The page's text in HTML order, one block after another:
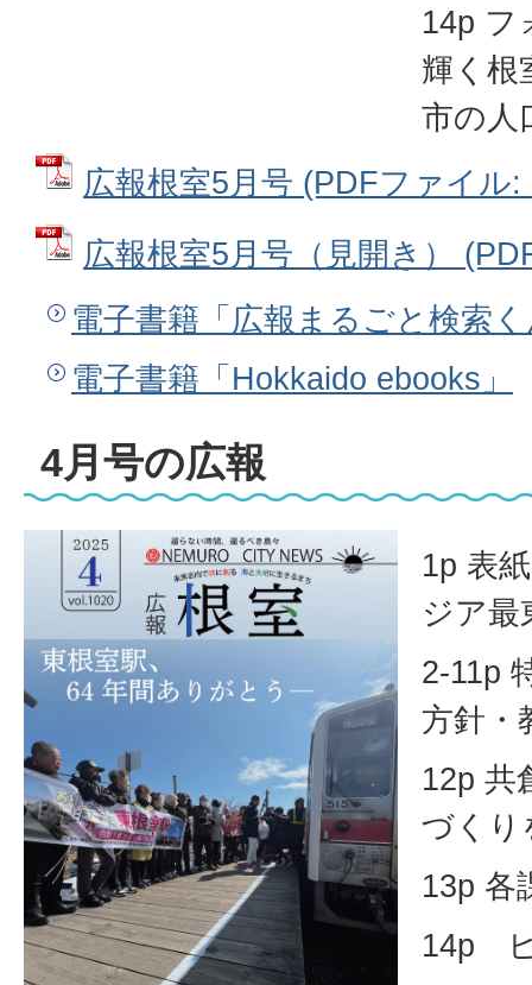
14p フ
輝く根
市の人
広報根室5月号 (PDFファイル:
広報根室5月号（見開き）
電子書籍「広報まるごと検索
電子書籍「Hokkaido ebooks」
4月号の広報
1p 表
ジア最
2-11p
方針・
12p 共
づくり
13p 各
14p